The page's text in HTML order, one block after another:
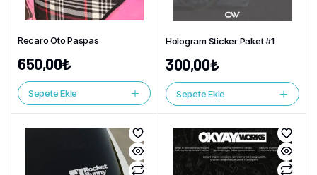
Recaro Oto Paspas
650,00₺
Sepete Ekle
Hologram Sticker Paket #1
300,00₺
Sepete Ekle